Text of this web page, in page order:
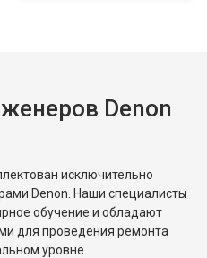
Denon
исключительно
Denon. Наши специалисты
обучение и обладают
для проведения ремонта
уровне.